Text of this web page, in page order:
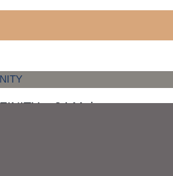
– 24 Mois